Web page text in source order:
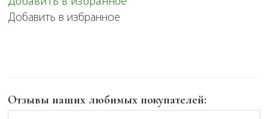
Добавить в избранное
Отзывы наших любимых покупателей: